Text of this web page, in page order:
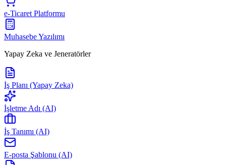
e-Ticaret Platformu
Muhasebe Yazılımı
Yapay Zeka ve Jeneratörler
İş Planı (Yapay Zeka)
İşletme Adı (AI)
İş Tanımı (AI)
E-posta Şablonu (AI)